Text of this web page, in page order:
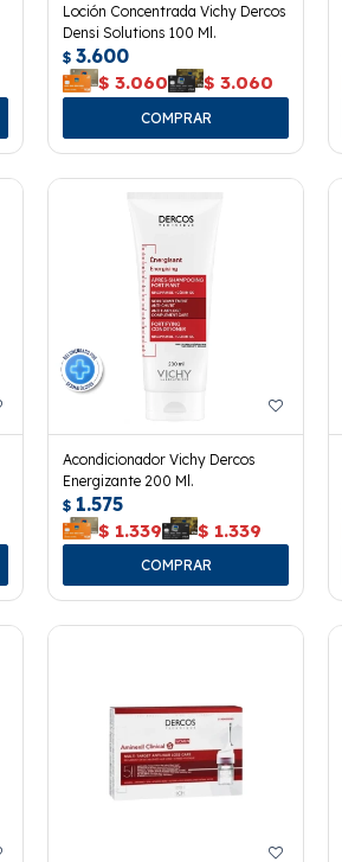
Loción Concentrada Vichy Dercos
Densi Solutions 100 Ml.
$ 3.600
$ 3.060 $ 3.060
Acondicionador Vichy Dercos
Energizante 200 Ml.
$ 1.575
$ 1.339 $ 1.339